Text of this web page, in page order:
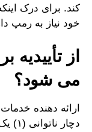
کند. برای درک
خود نیاز به رمپ
از
می شود؟
ارائه دهنده